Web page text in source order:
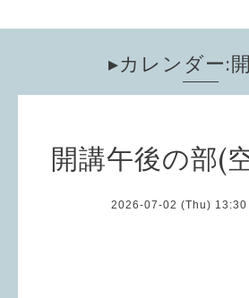
▸カレンダー:
開講午後の部(
2026-07-02 (Thu) 13:30